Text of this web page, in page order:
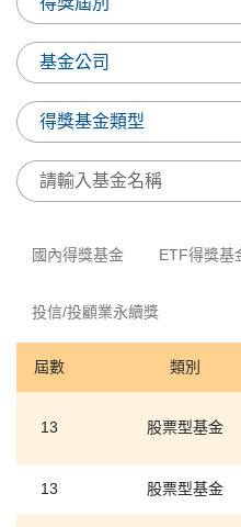
國內得獎基金 ETF得獎基
投信/投顧業永續獎
屆數 類別
13 股票型基金
13 股票型基金